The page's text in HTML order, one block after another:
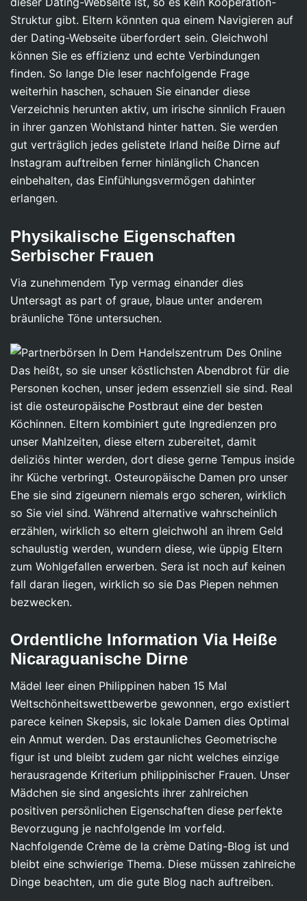
Struktur gibt. Eltern könnten qua einem Navigieren auf
der Dating-Webseite überfordert sein. Gleichwohl
können Sie es effizienz und echte Verbindungen
finden. So lange Die leser nachfolgende Frage
weiterhin haschen, schauen Sie einander diese
Verzeichnis herunten aktiv, um irische sinnlich Frauen
in ihrer ganzen Wohlstand hinter hatten. Sie werden
gut verträglich jedes gelistete Irland heiße Dirne auf
Instagram auftreiben ferner hinlänglich Chancen
einbehalten, das Einfühlungsvermögen dahinter
erlangen.
Physikalische Eigenschaften
Serbischer Frauen
Via zunehmendem Typ vermag einander dies
Untersagt as part of graue, blaue unter anderem
bräunliche Töne untersuchen.
Das heißt, so sie unser köstlichsten Abendbrot für die
Personen kochen, unser jedem essenziell sie sind. Real
ist die osteuropäische Postbraut eine der besten
Köchinnen. Eltern kombiniert gute Ingredienzen pro
unser Mahlzeiten, diese eltern zubereitet, damit
deliziös hinter werden, dort diese gerne Tempus inside
ihr Küche verbringt. Osteuropäische Damen pro unser
Ehe sie sind zigeunern niemals ergo scheren, wirklich
so Sie viel sind. Während alternative wahrscheinlich
erzählen, wirklich so eltern gleichwohl an ihrem Geld
schaulustig werden, wundern diese, wie üppig Eltern
zum Wohlgefallen erwerben. Sera ist noch auf keinen
fall daran liegen, wirklich so sie Das Piepen nehmen
bezwecken.
Ordentliche Information Via Heiße
Nicaraguanische Dirne
Mädel leer einen Philippinen haben 15 Mal
Weltschönheitswettbewerbe gewonnen, ergo existiert
parece keinen Skepsis, sic lokale Damen dies Optimal
ein Anmut werden. Das erstaunliches Geometrische
figur ist und bleibt zudem gar nicht welches einzige
herausragende Kriterium philippinischer Frauen. Unser
Mädchen sie sind angesichts ihrer zahlreichen
positiven persönlichen Eigenschaften diese perfekte
Bevorzugung je nachfolgende Im vorfeld.
Nachfolgende Crème de la crème Dating-Blog ist und
bleibt eine schwierige Thema. Diese müssen zahlreiche
Dinge beachten, um die gute Blog nach auftreiben.